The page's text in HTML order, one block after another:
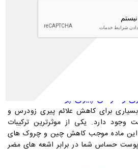
راه جلوگیری از پیری پوست، باید ابتدا با
پیری زودرس اصولا زمانی اتفاق می افتد که
و درمان پیری پوست
بسیاری برای کاهش علائم پیری زودرس و
وجود دارد. یکی از موثرترین ترکیبات
ماده موجب کاهش چین و چروک های
حساس شما در برابر اشعه های مضر